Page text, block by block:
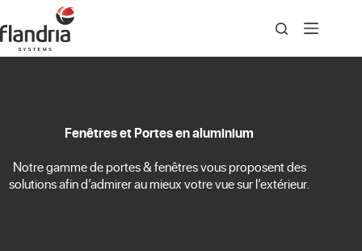
au
contenu
Fenêtres et Portes en aluminium
Notre gamme de portes & fenêtres vous proposent des
solutions afin d’admirer au mieux votre vue sur l’extérieur.